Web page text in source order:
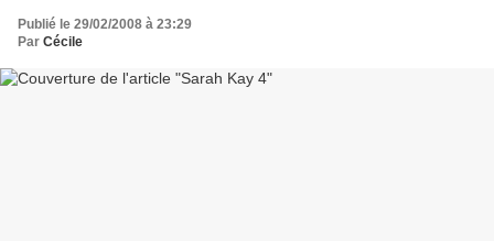
Publié le 29/02/2008 à 23:29
Par Cécile